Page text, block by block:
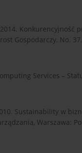
2014.
Gospodarczy, No. 37.
Services –
Sustainability w
Warszawa: